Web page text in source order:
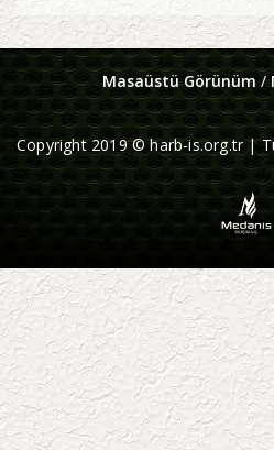
Masaüstü Görünüm/
Copyright 2019 © harb-is.org.tr |